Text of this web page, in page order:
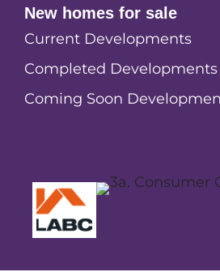
New homes for sale
Current Developments
Completed Developments
Coming Soon